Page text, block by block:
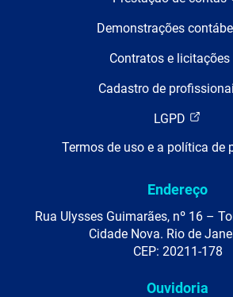
Demonstrações
Contratos e licitações
Cadastro de
LGPD
Termos de uso e a política de
Endereço
Rua Ulysses Guimarães, nº 16 –
Cidade Nova. Rio de
CEP: 20211-178
Ouvidoria